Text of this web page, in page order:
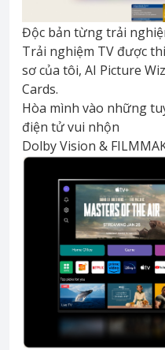
Độc bản từng trải
Trải nghiệm TV được
sơ của tôi, AI Picture
Cards.
Hòa mình vào những
điện tử vui nhộn
Dolby Vision &